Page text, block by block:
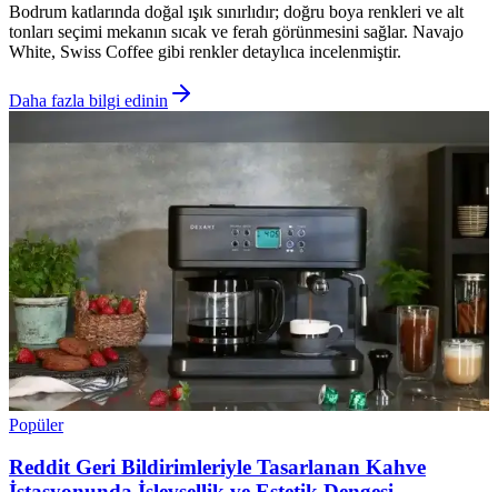
Bodrum katlarında doğal ışık sınırlıdır; doğru boya renkleri ve alt
tonları seçimi mekanın sıcak ve ferah görünmesini sağlar. Navajo
White, Swiss Coffee gibi renkler detaylıca incelenmiştir.
Daha fazla bilgi edinin
Popüler
Reddit Geri Bildirimleriyle Tasarlanan Kahve